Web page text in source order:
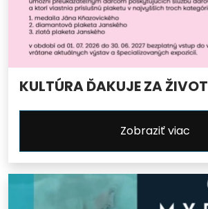
KULTÚRA ĎAKUJE ZA ŽIVOT
Zobraziť viac